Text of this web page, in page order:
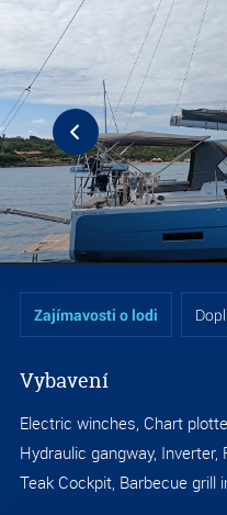
Zajímavosti o lodi
Vybavení
Electric winches, Chart
Hydraulic gangway,
Teak Cockpit, Barbecue